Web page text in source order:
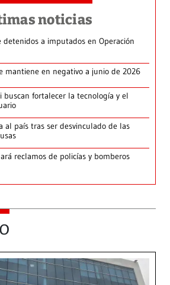
noticias
a imputados en Operación
mantiene en negativo a junio de 2026
buscan fortalecer la tecnología y el
al país tras ser desvinculado de las
reclamos de policías y bomberos